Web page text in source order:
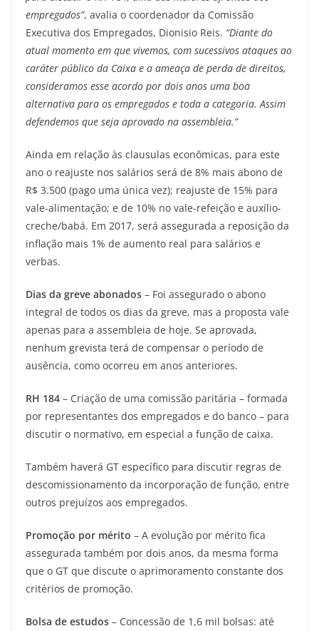
empregados”, avalia o coordenador da Comissão
Executiva dos Empregados, Dionisio Reis. “Diante do
atual momento em que vivemos, com sucessivos ataques ao
caráter público da Caixa e a ameaça de perda de direitos,
consideramos esse acordo por dois anos uma boa
alternativa para os empregados e toda a categoria. Assim
defendemos que seja aprovado na assembleia.”
Ainda em relação às clausulas econômicas, para este
ano o reajuste nos salários será de 8% mais abono de
R$ 3.500 (pago uma única vez); reajuste de 15% para
vale-alimentação; e de 10% no vale-refeição e auxílio-
creche/babá. Em 2017, será assegurada a reposição da
inflação mais 1% de aumento real para salários e
verbas.
Dias da greve abonados – Foi assegurado o abono
integral de todos os dias da greve, mas a proposta vale
apenas para a assembleia de hoje. Se aprovada,
nenhum grevista terá de compensar o período de
ausência, como ocorreu em anos anteriores.
RH 184 – Criação de uma comissão paritária – formada
por representantes dos empregados e do banco – para
discutir o normativo, em especial a função de caixa.
Também haverá GT específico para discutir regras de
descomissionamento da incorporação de função, entre
outros prejuízos aos empregados.
Promoção por mérito – A evolução por mérito fica
assegurada também por dois anos, da mesma forma
que o GT que discute o aprimoramento constante dos
critérios de promoção.
Bolsa de estudos – Concessão de 1,6 mil bolsas: até